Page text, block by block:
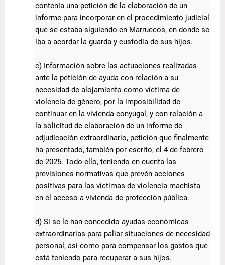
contenía una petición de la elaboración de un
informe para incorporar en el procedimiento judicial
que se estaba siguiendo en Marruecos, en donde se
iba a acordar la guarda y custodia de sus hijos.
c) Información sobre las actuaciones realizadas
ante la petición de ayuda con relación a su
necesidad de alojamiento como víctima de
violencia de género, por la imposibilidad de
continuar en la vivienda conyugal, y con relación a
la solicitud de elaboración de un informe de
adjudicación extraordinario, petición que finalmente
ha presentado, también por escrito, el 4 de febrero
de 2025. Todo ello, teniendo en cuenta las
previsiones normativas que prevén acciones
positivas para las víctimas de violencia machista
en el acceso a vivienda de protección pública.
d) Si se le han concedido ayudas económicas
extraordinarias para paliar situaciones de necesidad
personal, así como para compensar los gastos que
está teniendo para recuperar a sus hijos.